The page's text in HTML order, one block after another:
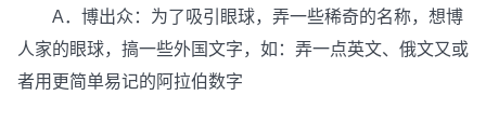
A．博出众：为了吸引眼球，弄一些稀奇的名称，想博
人家的眼球，搞一些外国文字，如：弄一点英文、俄文又或
者用更简单易记的阿拉伯数字